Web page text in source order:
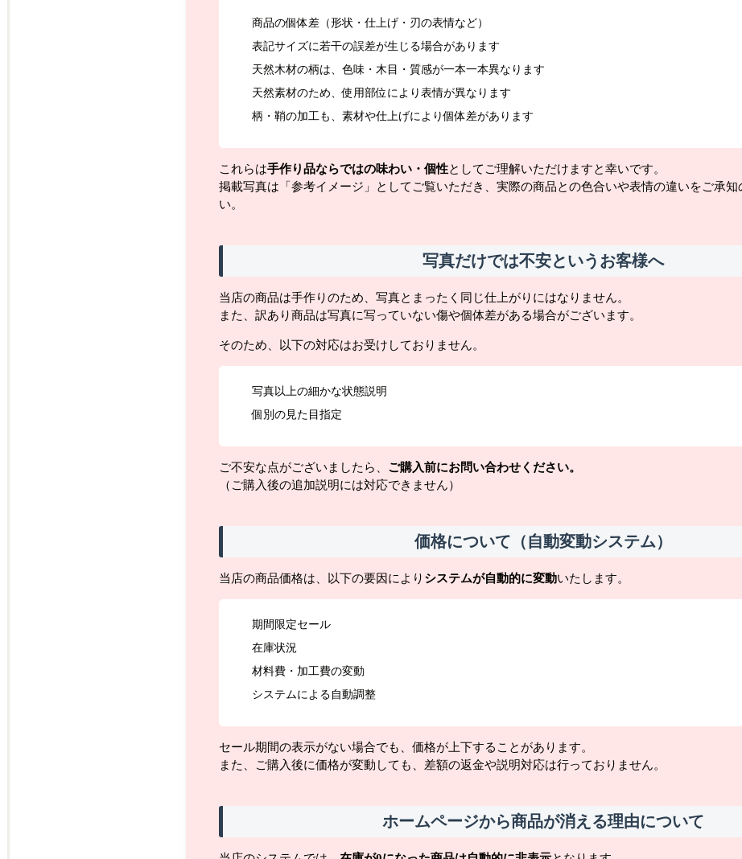
商品の個体差（形状・仕上げ・刃の表情など）
表記サイズに若干の誤差が生じる場合があります
天然木材の柄は、色味・木目・質感が一本一本異なります
天然素材のため、使用部位により表情が異なります
柄・鞘の加工も、素材や仕上げにより個体差があります
これらは手作り品ならではの味わい・個性としてご理解いただけますと幸いです。
掲載写真は「参考イメージ」としてご覧いただき、実際の商品との色合いや表情の違いをご承知
い。
写真だけでは不安というお客様へ
当店の商品は手作りのため、写真とまったく同じ仕上がりにはなりません。
また、訳あり商品は写真に写っていない傷や個体差がある場合がございます。
そのため、以下の対応はお受けしておりません。
写真以上の細かな状態説明
個別の見た目指定
ご不安な点がございましたら、 ご購入前にお問い合わせください。
（ご購入後の追加説明には対応できません）
価格について（自動変動システム）
当店の商品価格は、以下の要因により システムが自動的に変動いたします。
期間限定セール
在庫状況
材料費・加工費の変動
システムによる自動調整
セール期間の表示がない場合でも、価格が上下することがあります。
また、ご購入後に価格が変動しても、差額の返金や説明対応は行っておりません。
ホームページから商品が消える理由について